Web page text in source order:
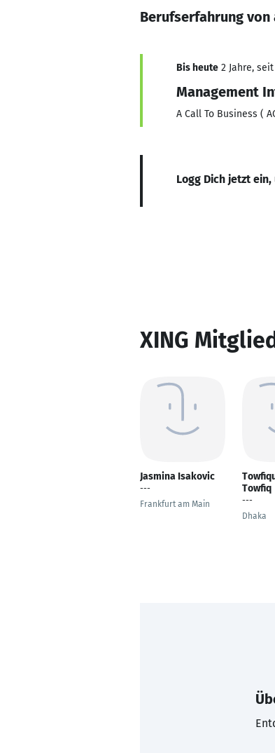
Berufserfahrung
Bis heute 2 Jahre,
Management
A Call To Business (
Logg Dich jetzt
XING
Jasmina Isakovic
---
Frankfurt am Main
Towfiq
---
Dhaka